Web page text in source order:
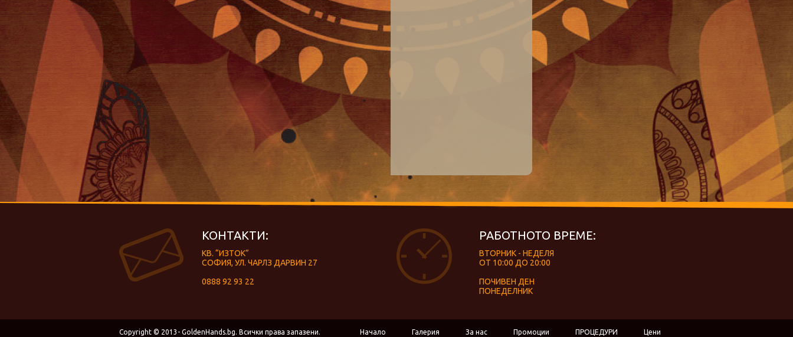
КОНТАКТИ:
КВ. “ИЗТОК”
СОФИЯ, УЛ. ЧАРЛЗ ДАРВИН 27
0888 92 93 22
РАБОТНОТО ВРЕМЕ:
ВТОРНИК - НЕДЕЛЯ
ОТ 10:00 ДО 20:00
ПОЧИВЕН ДЕН
ПОНЕДЕЛНИК
Copyright © 2013- GoldenHands.bg. Всички права запазени. Начало Галерия За нас Промоции ПРОЦЕДУРИ Цени